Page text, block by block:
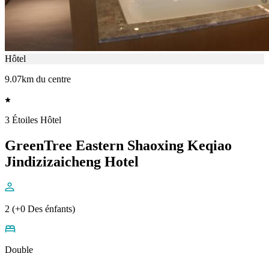
Hôtel
9.07km du centre
3 Étoiles Hôtel
GreenTree Eastern Shaoxing Keqiao
Jindizizaicheng Hotel
2 (+0 Des énfants)
Double